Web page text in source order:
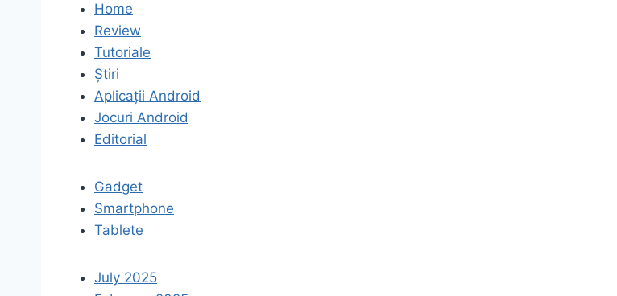
Home
Review
Tutoriale
Știri
Aplicații Android
Jocuri Android
Editorial
Gadget
Smartphone
Tablete
July 2025